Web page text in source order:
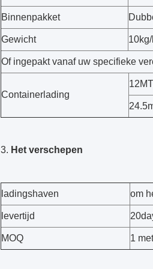
Binnenpakket
Gewicht
Of ingepakt vanaf uw specifieke
Containerlading
3. Het verschepen
ladingshaven om
levertijd
MOQ 1